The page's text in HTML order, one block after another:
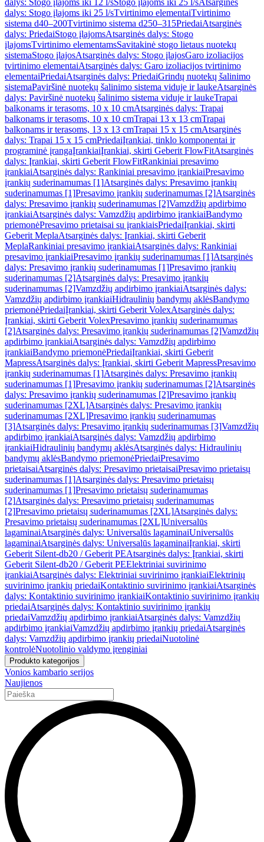
dalys: Stogo įlajoms iki 12 l/sStogo įlajoms iki 25 l/sAtsarginės
dalys: Stogo įlajoms iki 25 l/sTvirtinimo elementaiTvirtinimo
sistema d40–200Tvirtinimo sistema d250–315PriedaiAtsarginės
dalys: PriedaiStogo įlajomsAtsarginės dalys: Stogo
įlajomsTvirtinimo elementamsSavitakinė stogo lietaus nuotekų
sistemaStogo įlajosAtsarginės dalys: Stogo įlajosGaro izoliacijos
tvirtinimo elementaiAtsarginės dalys: Garo izoliacijos tvirtinimo
elementaiPriedaiAtsarginės dalys: PriedaiGrindų nuotekų šalinimo
sistemaPaviršinė nuotekų šalinimo sistema viduje ir laukeAtsarginės
dalys: Paviršinė nuotekų šalinimo sistema viduje ir laukeTrapai
balkonams ir terasoms, 10 x 10 cmAtsarginės dalys: Trapai
balkonams ir terasoms, 10 x 10 cmTrapai 13 x 13 cmTrapai
balkonams ir terasoms, 13 x 13 cmTrapai 15 x 15 cmAtsarginės
dalys: Trapai 15 x 15 cmPriedaiĮrankiai, tinklo komponentai ir
programinė įrangaĮrankiaiĮrankiai, skirti Geberit FlowFitAtsarginės
dalys: Įrankiai, skirti Geberit FlowFitRankiniai presavimo
įrankiaiAtsarginės dalys: Rankiniai presavimo įrankiaiPresavimo
įrankių suderinamumas [1]Atsarginės dalys: Presavimo įrankių
suderinamumas [1]Presavimo įrankių suderinamumas [2]Atsarginės
dalys: Presavimo įrankių suderinamumas [2]Vamzdžių apdirbimo
įrankiaiAtsarginės dalys: Vamzdžių apdirbimo įrankiaiBandymo
priemonėPresavimo prietaisai su įrankiaisPriedaiĮrankiai, skirti
Geberit MeplaAtsarginės dalys: Įrankiai, skirti Geberit
MeplaRankiniai presavimo įrankiaiAtsarginės dalys: Rankiniai
presavimo įrankiaiPresavimo įrankių suderinamumas [1]Atsarginės
dalys: Presavimo įrankių suderinamumas [1]Presavimo įrankių
suderinamumas [2]Atsarginės dalys: Presavimo įrankių
suderinamumas [2]Vamzdžių apdirbimo įrankiaiAtsarginės dalys:
Vamzdžių apdirbimo įrankiaiHidraulinių bandymų aklėsBandymo
priemonėPriedaiĮrankiai, skirti Geberit VolexAtsarginės dalys:
Įrankiai, skirti Geberit VolexPresavimo įrankių suderinamumas
[2]Atsarginės dalys: Presavimo įrankių suderinamumas [2]Vamzdžių
apdirbimo įrankiaiAtsarginės dalys: Vamzdžių apdirbimo
įrankiaiBandymo priemonėPriedaiĮrankiai, skirti Geberit
MapressAtsarginės dalys: Įrankiai, skirti Geberit MapressPresavimo
įrankių suderinamumas [1]Atsarginės dalys: Presavimo įrankių
suderinamumas [1]Presavimo įrankių suderinamumas [2]Atsarginės
dalys: Presavimo įrankių suderinamumas [2]Presavimo įrankių
suderinamumas [2XL]Atsarginės dalys: Presavimo įrankių
suderinamumas [2XL]Presavimo įrankių suderinamumas
[3]Atsarginės dalys: Presavimo įrankių suderinamumas [3]Vamzdžių
apdirbimo įrankiaiAtsarginės dalys: Vamzdžių apdirbimo
įrankiaiHidraulinių bandymų aklėsAtsarginės dalys: Hidraulinių
bandymų aklėsBandymo priemonėPriedaiPresavimo
prietaisaiAtsarginės dalys: Presavimo prietaisaiPresavimo prietaisų
suderinamumas [1]Atsarginės dalys: Presavimo prietaisų
suderinamumas [1]Presavimo prietaisų suderinamumas
[2]Atsarginės dalys: Presavimo prietaisų suderinamumas
[2]Presavimo prietaisų suderinamumas [2XL]Atsarginės dalys:
Presavimo prietaisų suderinamumas [2XL]Universalūs
lagaminaiAtsarginės dalys: Universalūs lagaminaiUniversalūs
lagaminaiAtsarginės dalys: Universalūs lagaminaiĮrankiai, skirti
Geberit Silent-db20 / Geberit PEAtsarginės dalys: Įrankiai, skirti
Geberit Silent-db20 / Geberit PEElektriniai suvirinimo
įrankiaiAtsarginės dalys: Elektriniai suvirinimo įrankiaiElektrinių
suvirinimo įrankių priedaiKontaktinio suvirinimo įrankiaiAtsarginės
dalys: Kontaktinio suvirinimo įrankiaiKontaktinio suvirinimo įrankių
priedaiAtsarginės dalys: Kontaktinio suvirinimo įrankių
priedaiVamzdžių apdirbimo įrankiaiAtsarginės dalys: Vamzdžių
apdirbimo įrankiaiVamzdžių apdirbimo įrankių priedaiAtsarginės
dalys: Vamzdžių apdirbimo įrankių priedaiNuotolinė
kontrolėNuotolinio valdymo įrenginiai
Produkto kategorijos
Vonios kambario serijos
Naujienos